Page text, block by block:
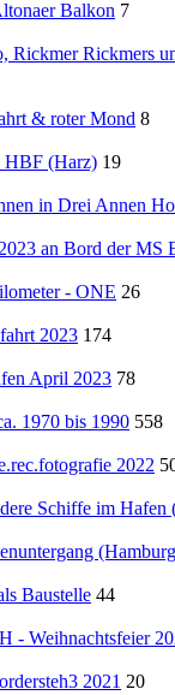
Balkon 7
Rickmer Rickmers
& roter Mond 8
HBF (Harz) 19
in Drei Annen
an Bord der MS
- ONE 26
2023 174
April 2023 78
1970 bis 1990 558
2022
Schiffe im Hafen
Baustelle 44
- Weihnachtsfeier
2021 20